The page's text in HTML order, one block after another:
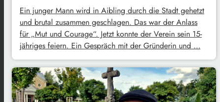
Ein junger Mann wird in Aibling durch die Stadt gehetzt
und brutal zusammen geschlagen. Das war der Anlass
für „Mut und Courage“. Jetzt konnte der Verein sein 15-
jähriges feiern. Ein Gespräch mit der Gründerin und …